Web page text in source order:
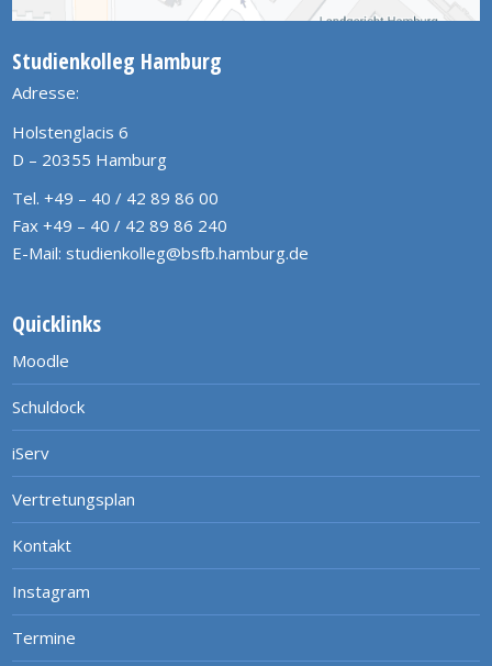
Studienkolleg Hamburg
Adresse:
Holstenglacis 6
D – 20355 Hamburg
Tel. +49 – 40 / 42 89 86 00
Fax +49 – 40 / 42 89 86 240
E-Mail: studienkolleg@bsfb.hamburg.de
Quicklinks
Moodle
Schuldock
iServ
Vertretungsplan
Kontakt
Instagram
Termine